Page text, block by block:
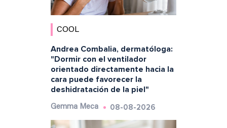
COOL
Andrea Combalia, dermatóloga:
"Dormir con el ventilador
orientado directamente hacia la
cara puede favorecer la
deshidratación de la piel"
Gemma Meca 08-08-2026